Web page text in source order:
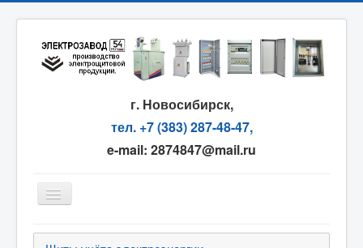
г. Новосибирск,
тел. +7 (383) 287-48-47,
e-mail: 2874847@mail.ru
Главная